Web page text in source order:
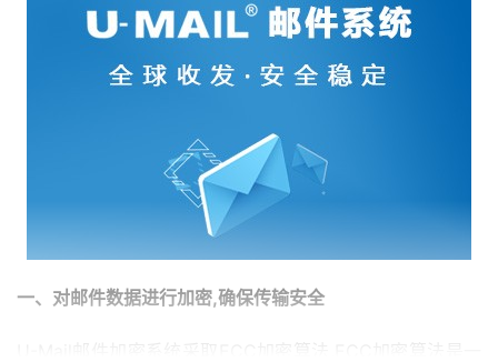
一、对邮件数据进行加密,确保传输安全